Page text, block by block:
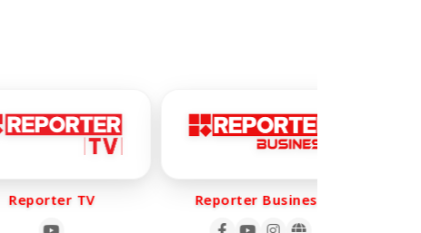
Reporter TV Reporter Business